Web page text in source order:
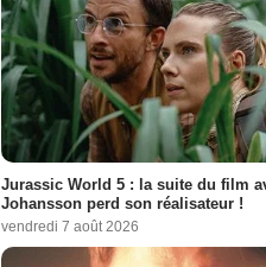
Jurassic World 5 : la suite du film
Johansson perd son réalisateur !
vendredi 7 août 2026